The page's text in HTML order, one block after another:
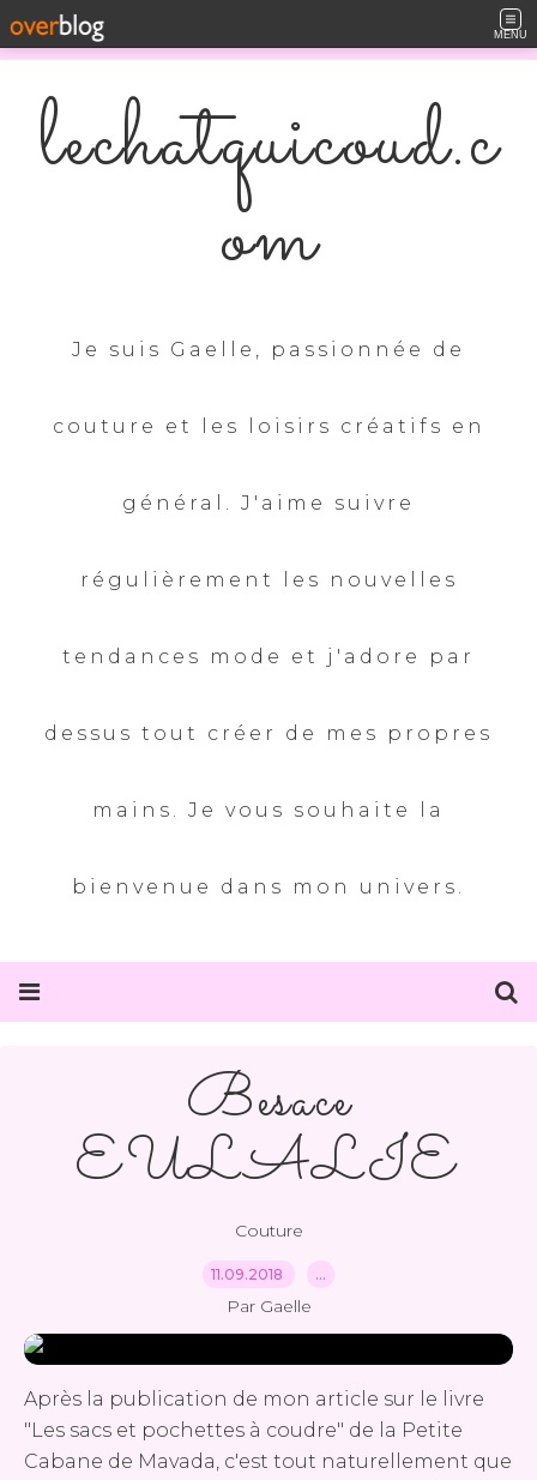
MENU
lechatquicoud.c
om
Je suis Gaelle, passionnée de
couture et les loisirs créatifs en
général. J'aime suivre
régulièrement les nouvelles
tendances mode et j'adore par
dessus tout créer de mes propres
mains. Je vous souhaite la
bienvenue dans mon univers.
Besace
EULALIE
Couture
11.09.2018 …
Par Gaelle
Après la publication de mon article sur le livre
"Les sacs et pochettes à coudre" de la Petite
Cabane de Mavada, c'est tout naturellement que